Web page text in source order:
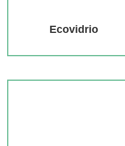
Ecovidrio